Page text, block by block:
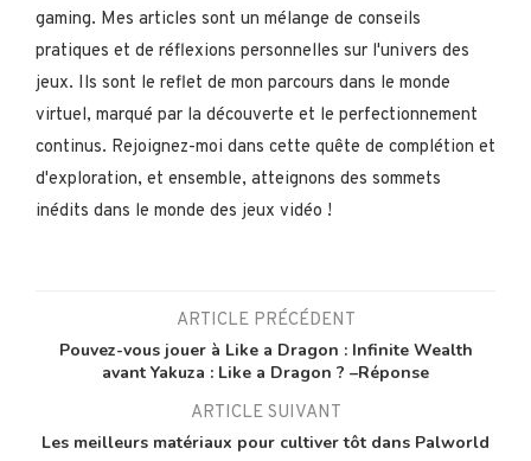
gaming. Mes articles sont un mélange de conseils
pratiques et de réflexions personnelles sur l'univers des
jeux. Ils sont le reflet de mon parcours dans le monde
virtuel, marqué par la découverte et le perfectionnement
continus. Rejoignez-moi dans cette quête de complétion et
d'exploration, et ensemble, atteignons des sommets
inédits dans le monde des jeux vidéo !
ARTICLE PRÉCÉDENT
Pouvez-vous jouer à Like a Dragon : Infinite Wealth
avant Yakuza : Like a Dragon ? –Réponse
ARTICLE SUIVANT
Les meilleurs matériaux pour cultiver tôt dans Palworld